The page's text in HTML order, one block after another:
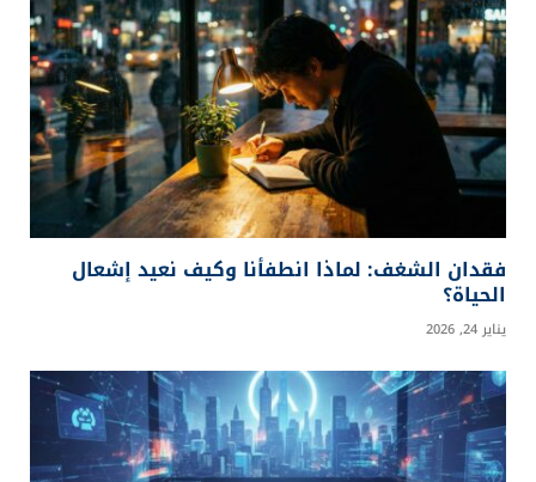
فقدان الشغف: لماذا انطفأنا وكيف نعيد إشعال
الحياة؟
يناير 24, 2026